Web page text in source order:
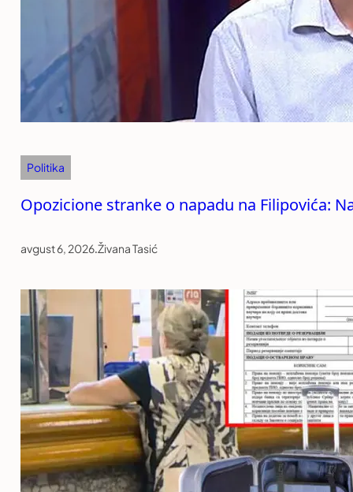
Politika
Opozicione stranke o napadu na Filipovića:
avgust 6, 2026.Živana Tasić